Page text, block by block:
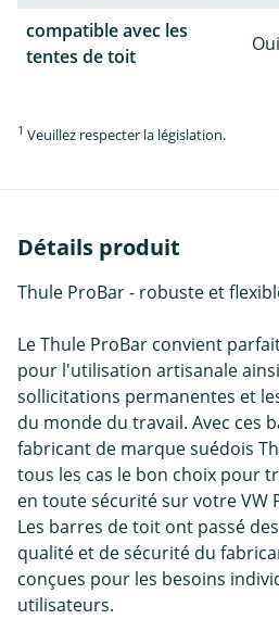
compatible avec les
tentes de toit
Oui
1 Veuillez respecter la législation.
Détails produit
Thule ProBar - robuste et
Le Thule ProBar convient
pour l'utilisation artisanale
sollicitations permanentes et
du monde du travail. Avec ces
fabricant de marque suédois
tous les cas le bon choix pour
en toute sécurité sur votre VW
Les barres de toit ont passé
qualité et de sécurité du
conçues pour les besoins
utilisateurs.